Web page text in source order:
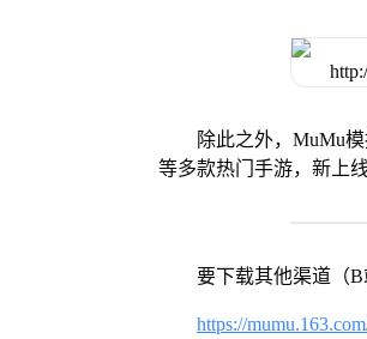
除此之外，MuMu
等多款热门手游，新上
要下载其他渠道（B
https://